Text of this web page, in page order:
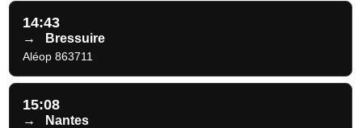
14:43
→ Bressuire
Aléop 863711
15:08
→ Nantes